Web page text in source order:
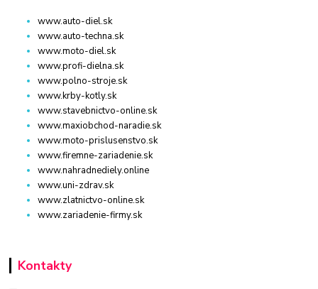
www.auto-diel.sk
www.auto-techna.sk
www.moto-diel.sk
www.profi-dielna.sk
www.polno-stroje.sk
www.krby-kotly.sk
www.stavebnictvo-online.sk
www.maxiobchod-naradie.sk
www.moto-prislusenstvo.sk
www.firemne-zariadenie.sk
www.nahradnediely.online
www.uni-zdrav.sk
www.zlatnictvo-online.sk
www.zariadenie-firmy.sk
Kontakty